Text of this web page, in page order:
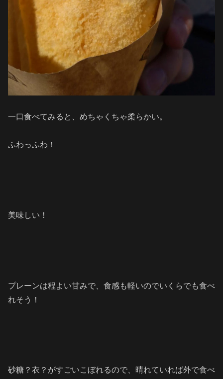
一口食べてみると、めちゃくちゃ柔らかい。
ふわっふわ！
美味しい！
プレーンは程よい甘みで、食感も軽いのでいくらでも食べ
れそう！
砂糖？衣？がすごいこぼれるので、晴れていれば外で食べ